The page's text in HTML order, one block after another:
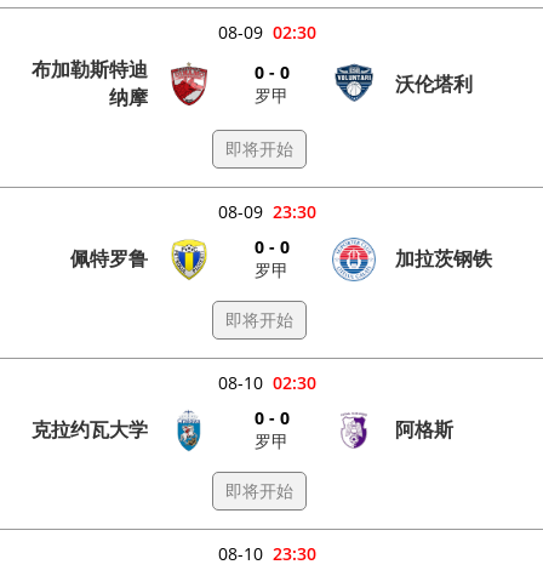
02:30
08-09
布加勒斯特迪
纳摩
0 - 0
罗甲
沃伦塔利
即将开始
23:30
08-09
佩特罗鲁
0 - 0
罗甲
加拉茨钢铁
即将开始
02:30
08-10
克拉约瓦大学
0 - 0
罗甲
阿格斯
即将开始
23:30
08-10